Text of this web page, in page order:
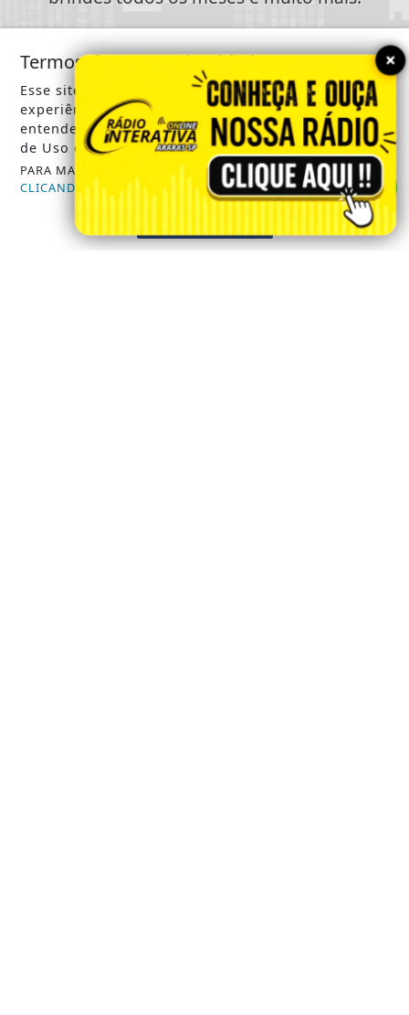
ASSINE AGORA
SIGA RÁDIO INTERATIVA ONLINENAS REDES
SOCIAIS
Termos de Uso e Privacidade
Esse site utiliza cookies para melhorar sua
experiência de navegação. Ao continuar o acesso,
entendemos que você concorda com nossos Termos
de Uso e Privacidade.
PARA MAIS INFORMAÇÕES,
ACESSE NOSSOS TERMOS
CLICANDO AQUI
×